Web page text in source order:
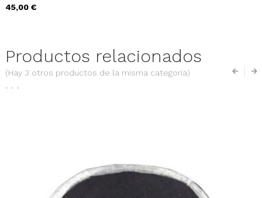
Precio
45,00 €
Productos relacionados
(Hay 3 otros productos de la misma categoría)